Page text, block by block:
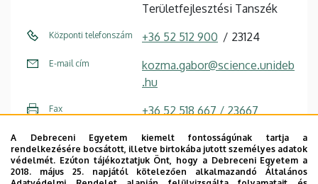
Területfejlesztési Tanszék
Központi telefonszám +36 52 512 900 23124
E-mail cím
kozma.gabor@science.unideb
.hu
Fax +36 52 518 667 / 23667
Cím
4032 Debrecen, Egyetem tér
1.
A Debreceni Egyetem kiemelt fontosságúnak tartja a
rendelkezésére bocsátott, illetve birtokába jutott személyes adatok
védelmét. Ezúton tájékoztatjuk Önt, hogy a Debreceni Egyetem a
2018. május 25. napjától kötelezően alkalmazandó Általános